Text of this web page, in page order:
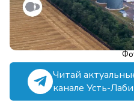
Читай
канале Усть-